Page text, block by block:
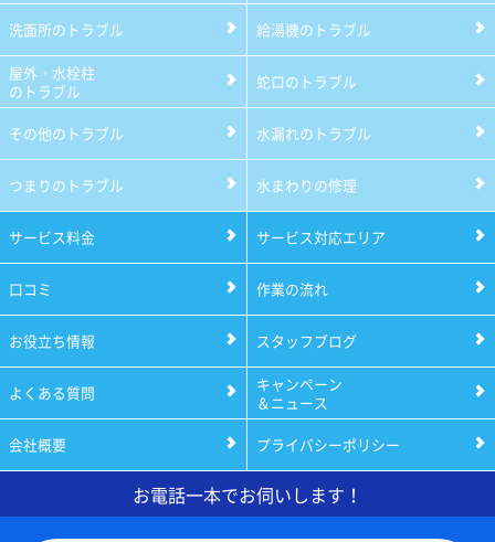
洗面所のトラブル
給湯機のトラブル
屋外・水栓柱
のトラブル
蛇口のトラブル
その他のトラブル 水漏れのトラブル
つまりのトラブル 水まわりの修理
サービス料金 サービス対応エリア
口コミ 作業の流れ
お役立ち情報 スタッフブログ
よくある質問
キャンペーン
＆ニュース
会社概要
プライバシーポリシー
お電話一本でお伺いします！